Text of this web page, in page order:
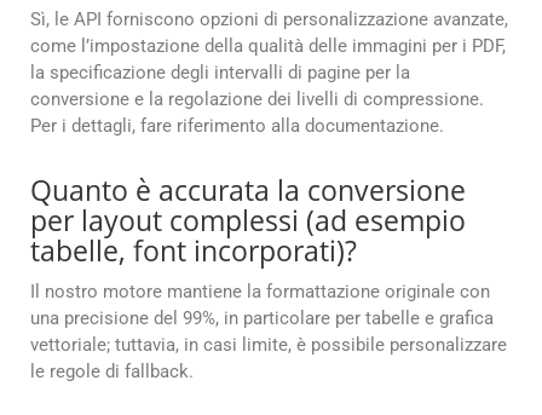
Sì, le API forniscono opzioni di personalizzazione avanzate,
come l’impostazione della qualità delle immagini per i PDF,
la specificazione degli intervalli di pagine per la
conversione e la regolazione dei livelli di compressione.
Per i dettagli, fare riferimento alla documentazione.
Quanto è accurata la conversione
per layout complessi (ad esempio
tabelle, font incorporati)?
Il nostro motore mantiene la formattazione originale con
una precisione del 99%, in particolare per tabelle e grafica
vettoriale; tuttavia, in casi limite, è possibile personalizzare
le regole di fallback.